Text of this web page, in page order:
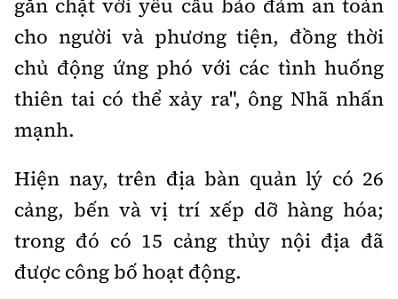
gắn chặt với yêu cầu bảo đảm an toàn
cho người và phương tiện, đồng thời
chủ động ứng phó với các tình huống
thiên tai có thể xảy ra", ông Nhã nhấn
mạnh.
Hiện nay, trên địa bàn quản lý có 26
cảng, bến và vị trí xếp dỡ hàng hóa;
trong đó có 15 cảng thủy nội địa đã
được công bố hoạt động.